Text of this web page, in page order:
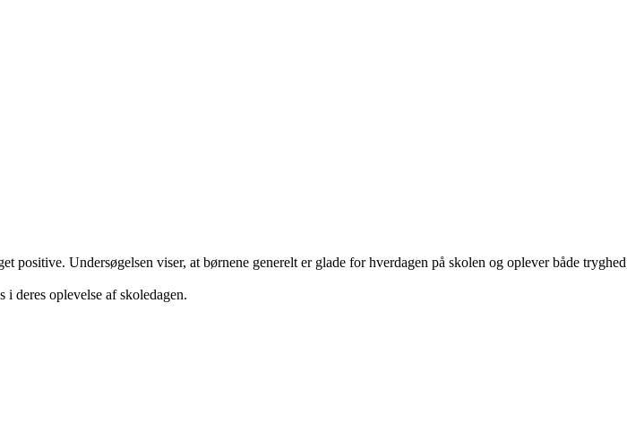
positive. Undersøgelsen viser, at børnene generelt er glade for hverdagen på skolen og oplever både
deres oplevelse af skoledagen.